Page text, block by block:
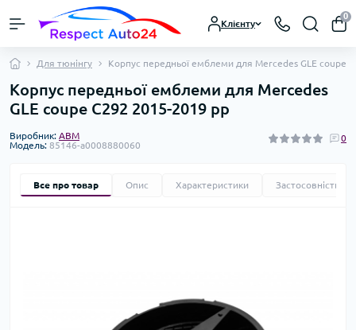
Клієнту
0
Для тюнінгу Корпус передньої емблеми для Mercedes GLE coupe
Корпус передньої емблеми для Mercedes
GLE coupe C292 2015-2019 рр
Виробник: ABM
Модель: 85146-a0008880060
0
Все про товар Опис Характеристики Застосовність